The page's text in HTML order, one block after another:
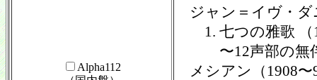
Alpha112
ジャン＝イヴ・ダ
1. 七つの雅歌 （
〜12声部の無伴
メシアン（1908〜